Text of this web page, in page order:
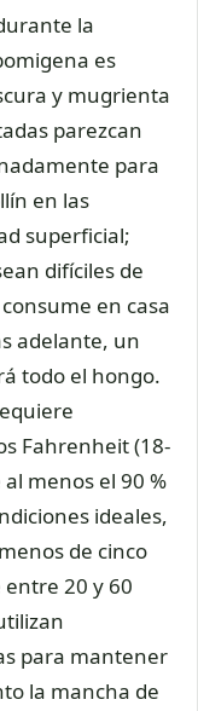
la
es
y mugrienta
parezcan
para
en las
superficial;
difíciles de
en casa
adelante, un
todo el hongo.
Fahrenheit (18-
menos el 90 %
ideales,
de cinco
20 y 60
para mantener
la mancha de